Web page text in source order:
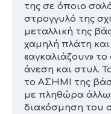
της σε όποιο
στρογγυλό της
μεταλλική της
χαμηλή πλάτη
«αγκαλιάζουν»
άνεση και στυλ.
το ΑΣΗΜΙ της
με πληθώρα
διακόσμηση του